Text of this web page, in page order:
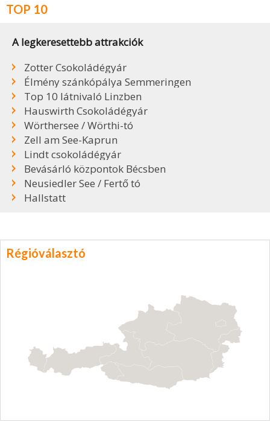
TOP 10
A legkeresettebb attrakciók
Zotter Csokoládégyár
Élmény szánkópálya Semmeringen
Top 10 látnivaló Linzben
Hauswirth Csokoládégyár
Wörthersee / Wörthi-tó
Zell am See-Kaprun
Lindt csokoládégyár
Bevásárló központok Bécsben
Neusiedler See / Fertő tó
Hallstatt
Régióválasztó